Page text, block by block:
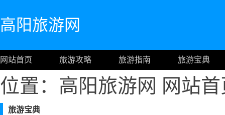
高阳旅游网
网站首页 旅游攻略 旅游指南 旅游宝典
位置：高阳旅游网 网站
旅游宝典